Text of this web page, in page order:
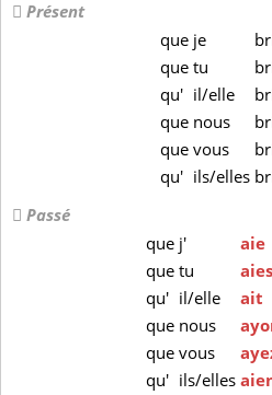
Présent
que je
quetu
qu' il/elle
que nous
quevous
qu' ils/elles
Passé
que j' aie
que tu aies
qu' il/elle ait
que nous
que vous
qu' ils/elles